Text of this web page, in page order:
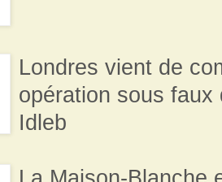
Londres vient de
opération sous faux
Idleb